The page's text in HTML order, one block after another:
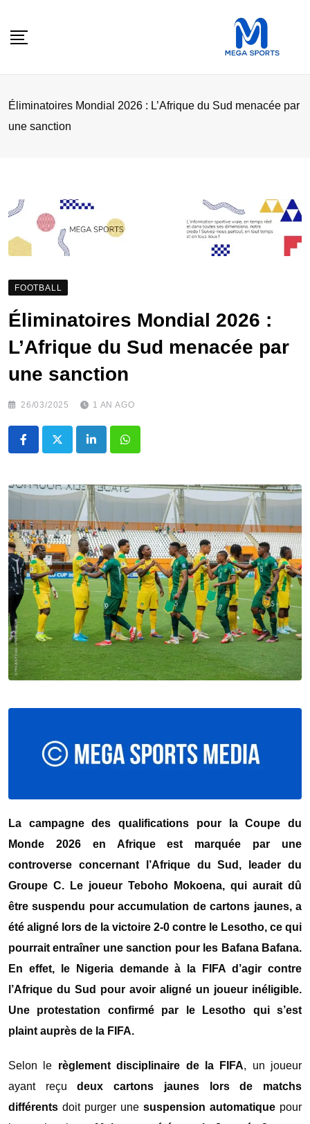
Éliminatoires Mondial 2026 : L’Afrique du Sud menacée par
une sanction
FOOTBALL
Éliminatoires Mondial 2026 :
L’Afrique du Sud menacée par
une sanction
26/03/2025 1 AN AGO
LinkedInWhatsapp
La campagne des qualifications pour la Coupe du
Monde 2026 en Afrique est marquée par une
controverse concernant l’Afrique du Sud, leader du
Groupe C. Le joueur Teboho Mokoena, qui aurait dû
être suspendu pour accumulation de cartons jaunes, a
été aligné lors de la victoire 2-0 contre le Lesotho, ce qui
pourrait entraîner une sanction pour les Bafana Bafana.
En effet, le Nigeria demande à la FIFA d’agir contre
l’Afrique du Sud pour avoir aligné un joueur inéligible.
Une protestation confirmé par le Lesotho qui s’est
plaint auprès de la FIFA.
Selon le règlement disciplinaire de la FIFA, un joueur
ayant reçudeux cartons jaunes lors de matchs
différents doit purger une suspension automatique pour